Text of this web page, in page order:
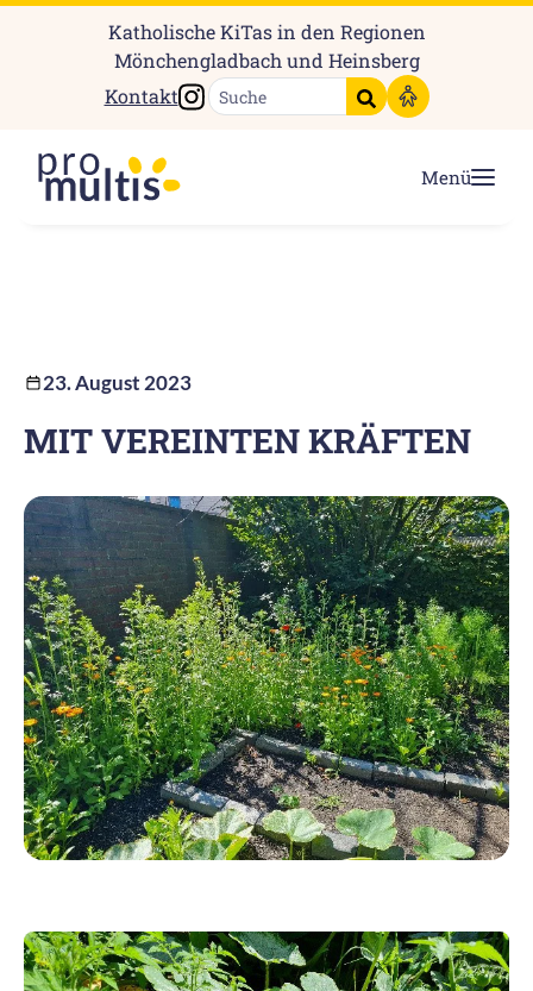
Katholische KiTas in den Regionen
Mönchengladbach und Heinsberg
Kontakt
Instagram
Suche starten
Menü
23. August 2023
MIT VEREINTEN KRÄFTEN